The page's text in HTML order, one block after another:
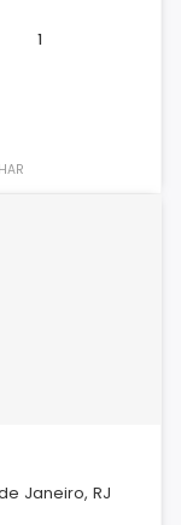
1
Janeiro, RJ